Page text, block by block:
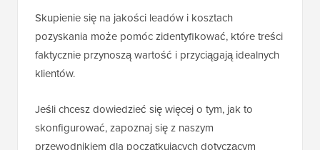
Skupienie się na jakości leadów i kosztach
pozyskania może pomóc zidentyfikować, które treści
faktycznie przynoszą wartość i przyciągają idealnych
klientów.
Jeśli chcesz dowiedzieć się więcej o tym, jak to
skonfigurować, zapoznaj się z naszym
przewodnikiem dla początkujących dotyczącym